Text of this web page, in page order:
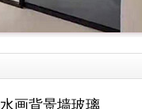
画背景墙玻璃